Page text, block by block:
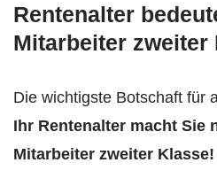
Rentenalter
Mitarbeiter zweiter
Die wichtigste Botschaft für
Ihr Rentenalter macht Sie
Mitarbeiter zweiter Klasse!